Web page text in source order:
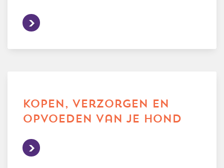
kopen, verzorgen en
opvoeden van je hond